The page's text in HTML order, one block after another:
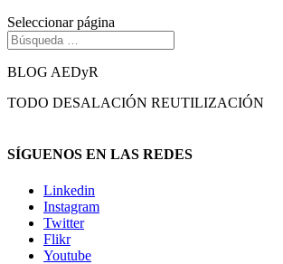
Seleccionar página
BLOG AEDyR
TODO DESALACIÓN REUTILIZACIÓN
SÍGUENOS EN LAS REDES
Linkedin
Instagram
Twitter
Flikr
Youtube